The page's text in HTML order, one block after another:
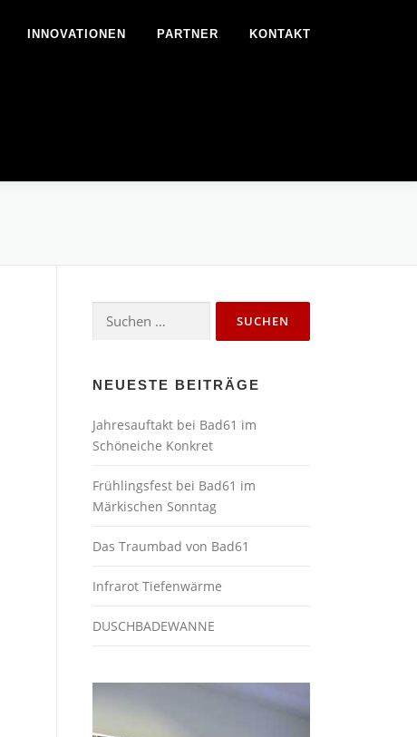
INNOVATIONEN PARTNER KONTAKT
Suchen
nach:
NEUESTE BEITRÄGE
Jahresauftakt bei Bad61 im
Schöneiche Konkret
Frühlingsfest bei Bad61 im
Märkischen Sonntag
Das Traumbad von Bad61
Infrarot Tiefenwärme
DUSCHBADEWANNE